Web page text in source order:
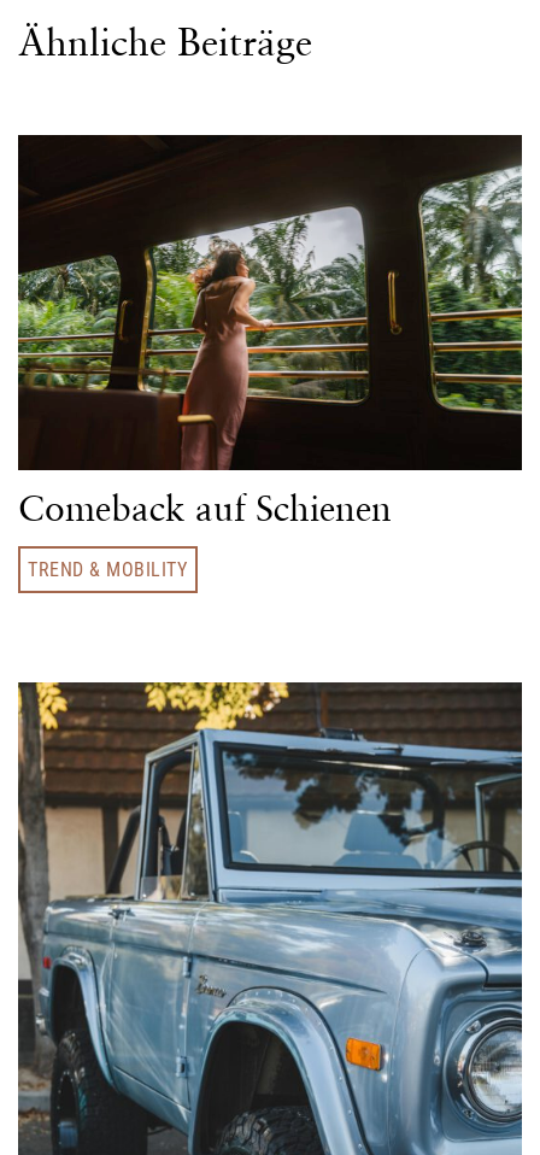
Ähnliche Beiträge
Comeback auf Schienen
TREND & MOBILITY